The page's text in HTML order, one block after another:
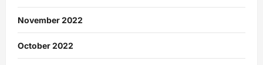
November 2022
October 2022